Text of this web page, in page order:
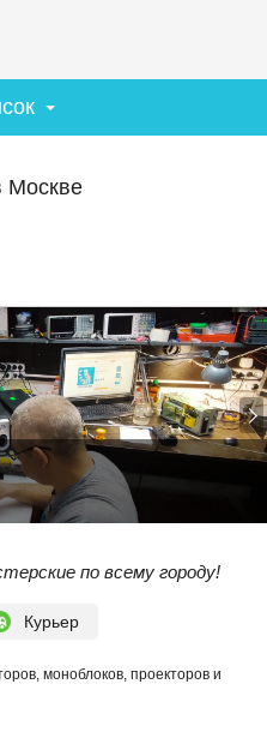
Москве
по всему городу!
Курьер
моноблоков, проекторов и